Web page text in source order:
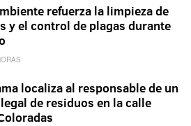
refuerza la limpieza de
y el control de plagas durante
localiza al responsable de un
de residuos en la calle